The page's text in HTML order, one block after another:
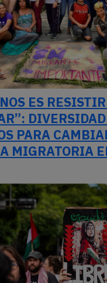
ES
PARA
MIGRATORIA